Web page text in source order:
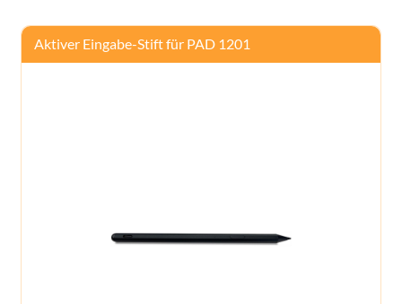
Aktiver Eingabe-Stift für PAD 1201